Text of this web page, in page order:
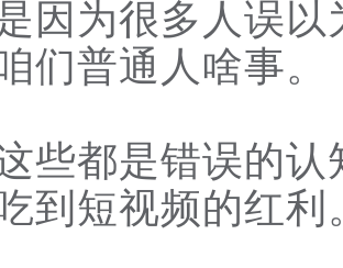
因为很多人误
们普通人啥事。
些都是错误的
到短视频的红利